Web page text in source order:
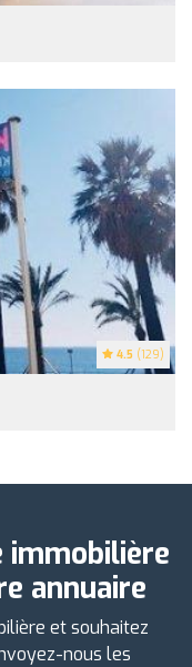
4.5 (129)
immobilière
annuaire
et souhaitez
nous les